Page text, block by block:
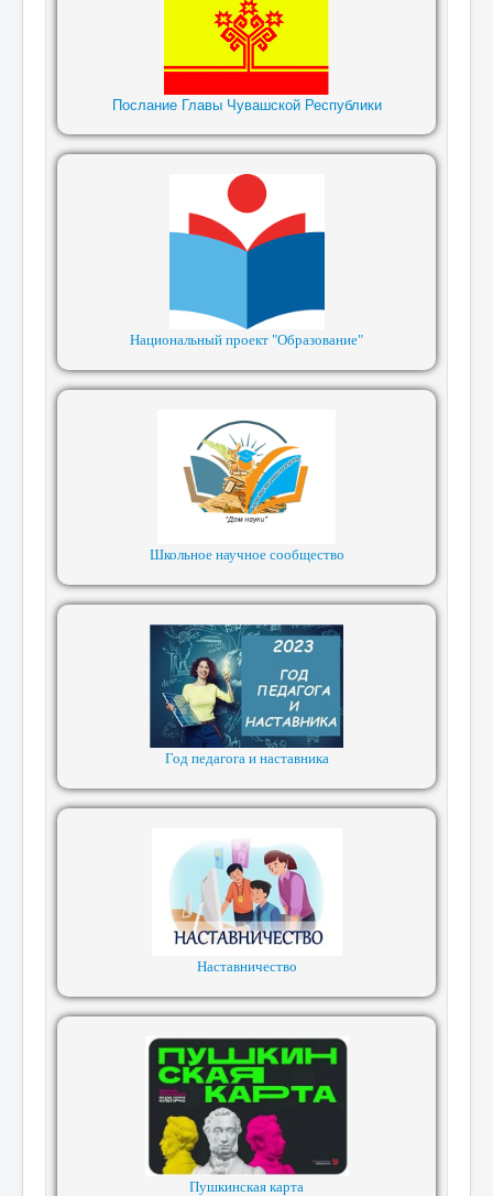
Послание Главы Чувашской Республики
Национальный проект "Образование"
Школьное научное сообщество
Год педагога и наставника
Наставничество
Пушкинская карта